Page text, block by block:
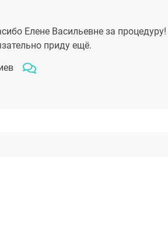
Елене Васильевне за
приду ещё.